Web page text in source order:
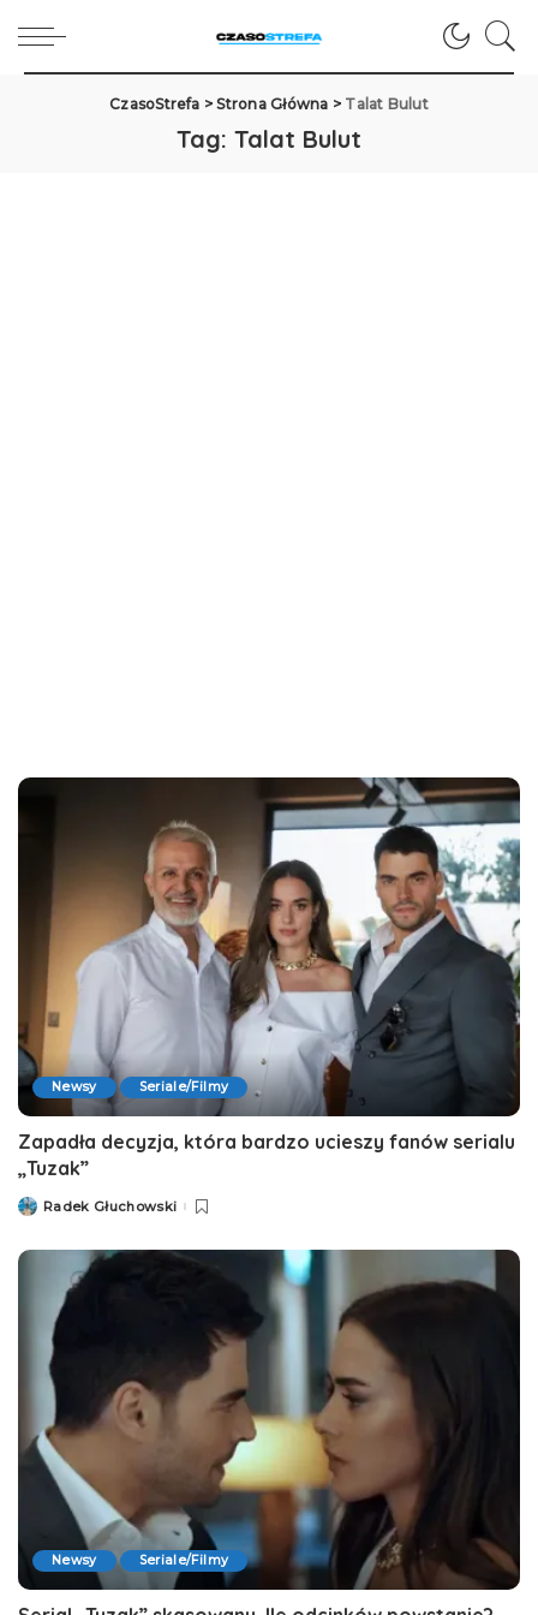
CzasoStrefa >Strona Główna > Talat Bulut
Tag: Talat Bulut
Newsy Seriale/Filmy
Zapadła decyzja, która bardzo ucieszy fanów serialu
„Tuzak”
PostedRadek Głuchowski
Newsy Seriale/Filmy